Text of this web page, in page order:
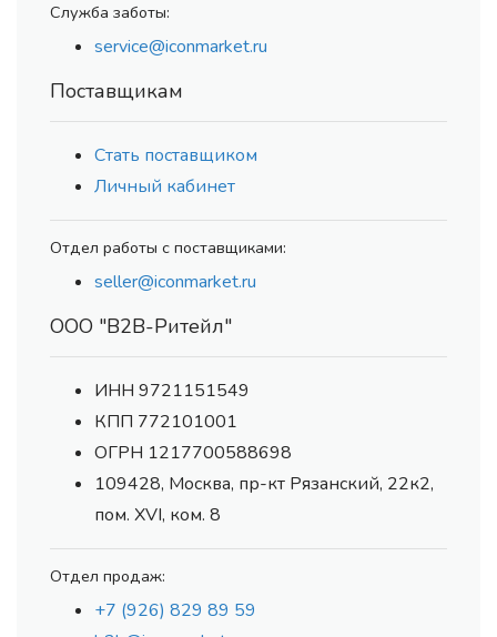
Служба заботы:
service@iconmarket.ru
Поставщикам
Стать поставщиком
Личный кабинет
Отдел работы с поставщиками:
seller@iconmarket.ru
ООО "В2В-Ритейл"
ИНН 9721151549
КПП 772101001
ОГРН 1217700588698
109428, Москва, пр-кт Рязанский, 22к2,
пом. XVI, ком. 8
Отдел продаж:
+7 (926) 829 89 59